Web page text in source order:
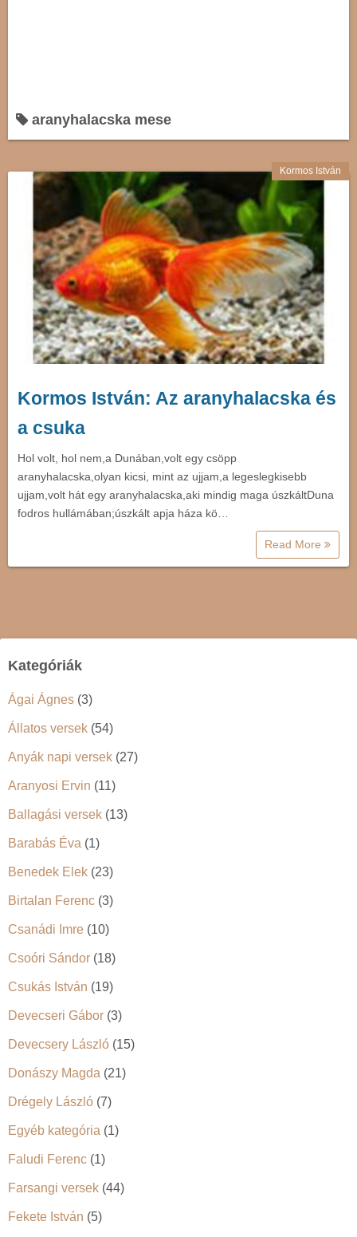
aranyhalacska mese
Kormos István
Kormos István: Az aranyhalacska és
a csuka
Hol volt, hol nem,a Dunában,volt egy csöpp
aranyhalacska,olyan kicsi, mint az ujjam,a legeslegkisebb
ujjam,volt hát egy aranyhalacska,aki mindig maga úszkáltDuna
fodros hullámában;úszkált apja háza kö…
Read More
Kategóriák
Ágai Ágnes (3)
Állatos versek (54)
Anyák napi versek (27)
Aranyosi Ervin (11)
Ballagási versek (13)
Barabás Éva (1)
Benedek Elek (23)
Birtalan Ferenc (3)
Csanádi Imre (10)
Csoóri Sándor (18)
Csukás István (19)
Devecseri Gábor (3)
Devecsery László (15)
Donászy Magda (21)
Drégely László (7)
Egyéb kategória (1)
Faludi Ferenc (1)
Farsangi versek (44)
Fekete István (5)